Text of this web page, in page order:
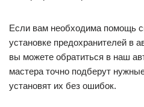
Если вам необходима помощь
установке предохранителей в
вы можете обратиться в наш
мастера точно подберут
установят их без ошибок.